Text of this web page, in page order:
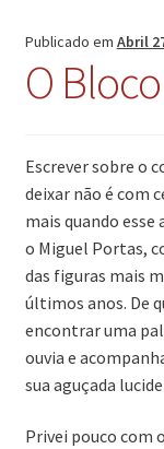
Publicado em Abril
O
Escrever sobre o
deixar não é com
mais quando esse
o Miguel Portas,
das figuras mais
últimos anos. De
encontrar uma
ouvia e
sua aguçada
Privei pouco com